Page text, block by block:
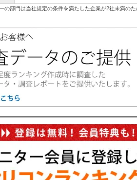
の部門は当社規定の条件を満たした企業が2社未満のた